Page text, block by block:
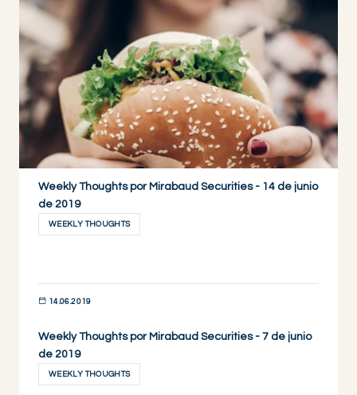
DESCUBRIR AHORA
Weekly Thoughts por Mirabaud Securities - 14 de junio
de 2019
WEEKLY THOUGHTS
14.06.2019
DESCUBRIR AHORA
Weekly Thoughts por Mirabaud Securities - 7 de junio
de 2019
WEEKLY THOUGHTS